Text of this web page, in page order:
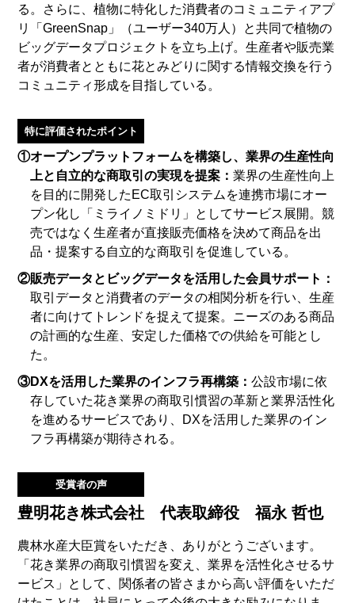
る。さらに、植物に特化した消費者のコミュニティアプ
リ「GreenSnap」（ユーザー340万人）と共同で植物の
ビッグデータプロジェクトを立ち上げ。生産者や販売業
者が消費者とともに花とみどりに関する情報交換を行う
コミュニティ形成を目指している。
特に評価されたポイント
①オープンプラットフォームを構築し、業界の生産性向
上と自立的な商取引の実現を提案：業界の生産性向上
を目的に開発したEC取引システムを連携市場にオー
プン化し「ミライノミドリ」としてサービス展開。競
売ではなく生産者が直接販売価格を決めて商品を出
品・提案する自立的な商取引を促進している。
②販売データとビッグデータを活用した会員サポート：
取引データと消費者のデータの相関分析を行い、生産
者に向けてトレンドを捉えて提案。ニーズのある商品
の計画的な生産、安定した価格での供給を可能とし
た。
③DXを活用した業界のインフラ再構築：公設市場に依
存していた花き業界の商取引慣習の革新と業界活性化
を進めるサービスであり、DXを活用した業界のイン
フラ再構築が期待される。
受賞者の声
豊明花き株式会社 代表取締役 福永 哲也
農林水産大臣賞をいただき、ありがとうございます。
「花き業界の商取引慣習を変え、業界を活性化させるサ
ービス」として、関係者の皆さまから高い評価をいただ